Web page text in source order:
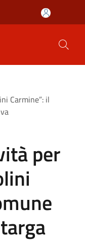
Carmine”: il
per